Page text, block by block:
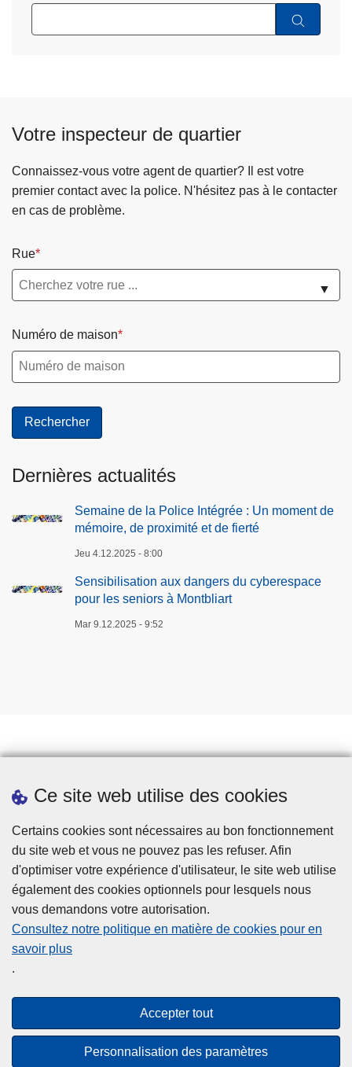
Ce site web utilise des cookies
Certains cookies sont nécessaires au bon fonctionnement
du site web et vous ne pouvez pas les refuser. Afin
d'optimiser votre expérience d'utilisateur, le site web utilise
également des cookies optionnels pour lesquels nous
vous demandons votre autorisation.
Consultez notre politique en matière de cookies pour en
savoir plus
.
Accepter tout
Personnalisation des paramètres
Votre inspecteur de quartier
Connaissez-vous votre agent de quartier? Il est votre
premier contact avec la police. N'hésitez pas à le contacter
en cas de problème.
Rue
▼
Numéro de maison
Dernières actualités
Semaine de la Police Intégrée : Un moment de
mémoire, de proximité et de fierté
Jeu 4.12.2025 - 8:00
Sensibilisation aux dangers du cyberespace
pour les seniors à Montbliart
Mar 9.12.2025 - 9:52
Téléchargements
Presse
Cookies
Accessibilité